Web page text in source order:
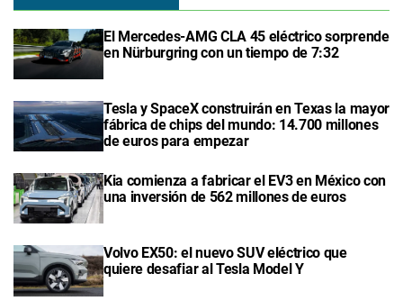
El Mercedes-AMG CLA 45 eléctrico sorprende
en Nürburgring con un tiempo de 7:32
Tesla y SpaceX construirán en Texas la mayor
fábrica de chips del mundo: 14.700 millones
de euros para empezar
Kia comienza a fabricar el EV3 en México con
una inversión de 562 millones de euros
Volvo EX50: el nuevo SUV eléctrico que
quiere desafiar al Tesla Model Y